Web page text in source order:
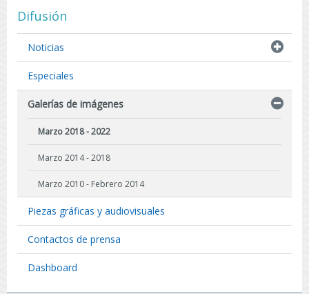
Difusión
Noticias
Especiales
Galerías de imágenes
Marzo 2018 - 2022
Marzo 2014 - 2018
Marzo 2010 - Febrero 2014
Piezas gráficas y audiovisuales
Contactos de prensa
Dashboard